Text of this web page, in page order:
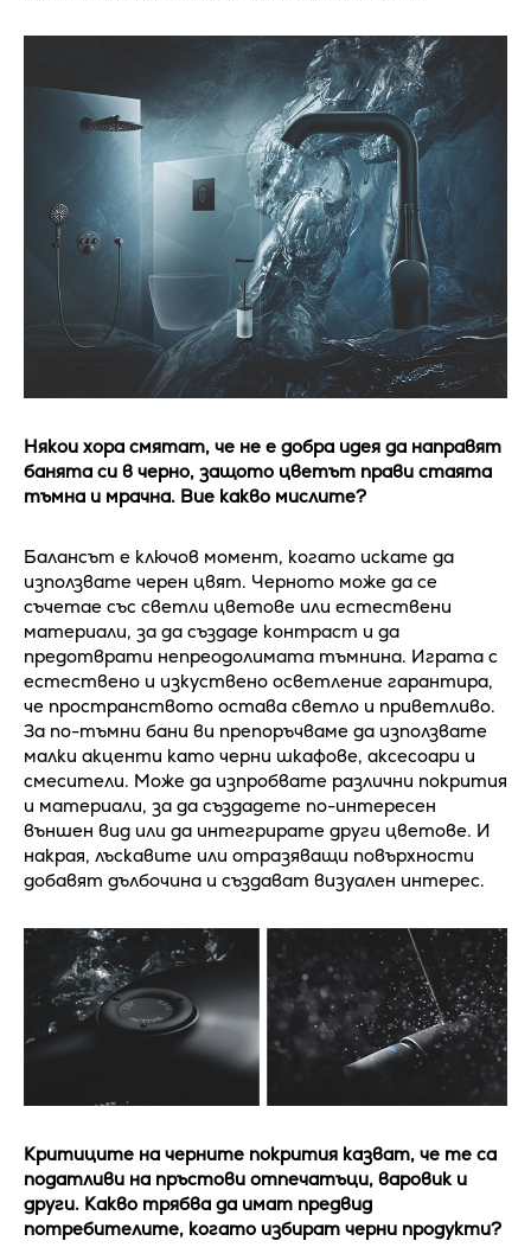
Някои хора смятат, че не е добра идея да направят
банята си в черно, защото цветът прави стаята
тъмна и мрачна. Вие какво мислите?
Балансът е ключов момент, когато искате да
използвате черен цвят. Черното може да се
съчетае със светли цветове или естествени
материали, за да създаде контраст и да
предотврати непреодолимата тъмнина. Играта с
естествено и изкуствено осветление гарантира,
че пространството остава светло и приветливо.
За по-тъмни бани ви препоръчваме да използвате
малки акценти като черни шкафове, аксесоари и
смесители. Може да изпробвате различни покрития
и материали, за да създадете по-интересен
външен вид или да интегрирате други цветове. И
накрая, лъскавите или отразяващи повърхности
добавят дълбочина и създават визуален интерес.
Критиците на черните покрития казват, че те са
податливи на пръстови отпечатъци, варовик и
други. Какво трябва да имат предвид
потребителите, когато избират черни продукти?